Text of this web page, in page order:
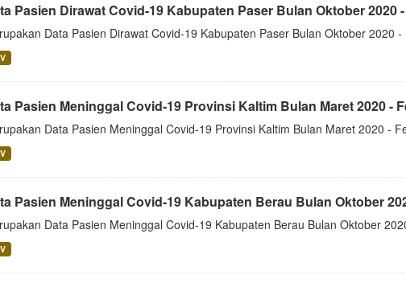
Pasien Dirawat Covid-19 Kabupaten Paser Bulan Oktober 2020
Data Pasien Dirawat Covid-19 Kabupaten Paser Bulan Oktober 2020 -
Pasien Meninggal Covid-19 Provinsi Kaltim Bulan Maret 2020 -
Data Pasien Meninggal Covid-19 Provinsi Kaltim Bulan Maret 2020 -
Pasien Meninggal Covid-19 Kabupaten Berau Bulan Oktober
Data Pasien Meninggal Covid-19 Kabupaten Berau Bulan Oktober